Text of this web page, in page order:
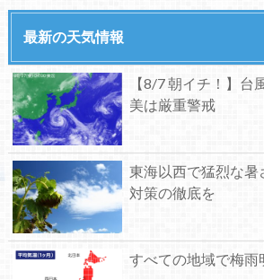
最新の天気情報
【8/7 朝イチ！】台
美は厳重警戒
東海以西で猛烈な暑
対策の徹底を
すべての地域で梅雨